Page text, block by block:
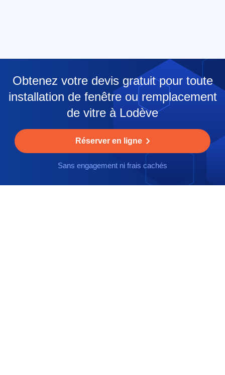
Obtenez votre devis gratuit pour toute
installation de fenêtre ou remplacement
de vitre à Lodève
Réserver en ligne
Sans engagement ni frais cachés